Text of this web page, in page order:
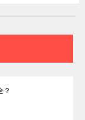
？